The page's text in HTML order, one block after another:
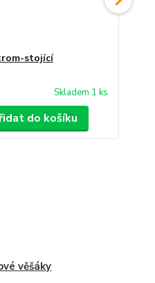
stojící
Skladem 1 ks
do košíku
věšáky